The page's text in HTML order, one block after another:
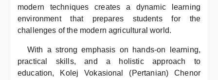
modern techniques creates a dynamic learning
environment that prepares students for the
challenges of the modern agricultural world.
With a strong emphasis on hands-on learning,
practical skills, and a holistic approach to
education, Kolej Vokasional (Pertanian) Chenor